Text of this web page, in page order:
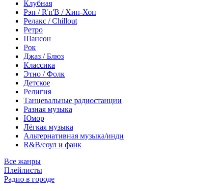
Клубная
Рэп / R'n'B / Хип-Хоп
Релакс / Chillout
Ретро
Шансон
Рок
Джаз / Блюз
Классика
Этно / Фолк
Детское
Религия
Танцевальные радиостанции
Разная музыка
Юмор
Лёгкая музыка
Альтернативная музыка/инди
R&B/cоул и фанк
Все жанры
Плейлисты
Радио в городе